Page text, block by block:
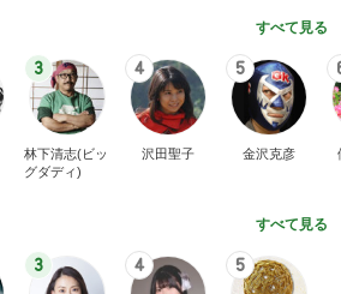
すべて見る
3
林下清志(ビッ
グダディ)
4
沢田聖子
5
金沢克彦
すべて見る
3 4 5